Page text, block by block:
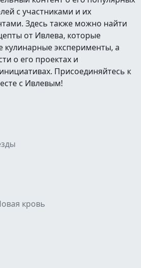
с участниками и их
Здесь также можно найти
от Ивлева, которые
кулинарные эксперименты, а
о его проектах и
Присоединяйтесь к
с Ивлевым!
кровь